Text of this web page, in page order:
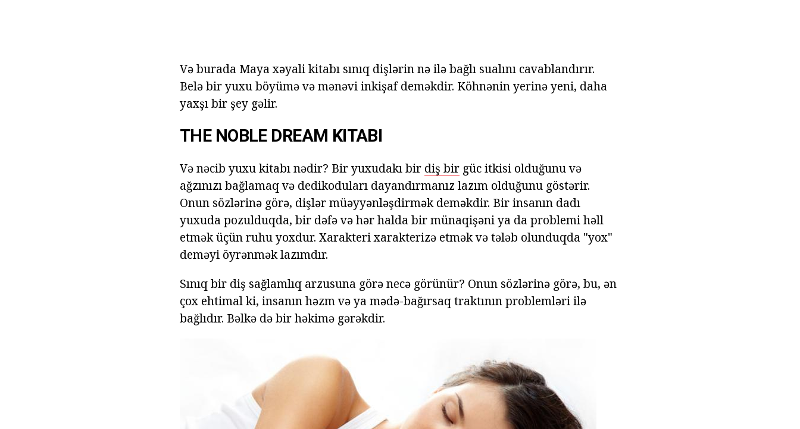
Və burada Maya xəyali kitabı sınıq dişlərin nə ilə bağlı sualını cavablandırır.
Belə bir yuxu böyümə və mənəvi inkişaf deməkdir. Köhnənin yerinə yeni, daha
yaxşı bir şey gəlir.
THE NOBLE DREAM KITABI
Və nəcib yuxu kitabı nədir? Bir yuxudakı bir diş bir güc itkisi olduğunu və
ağzınızı bağlamaq və dedikoduları dayandırmanız lazım olduğunu göstərir.
Onun sözlərinə görə, dişlər müəyyənləşdirmək deməkdir. Bir insanın dadı
yuxuda pozulduqda, bir dəfə və hər halda bir münaqişəni ya da problemi həll
etmək üçün ruhu yoxdur. Xarakteri xarakterizə etmək və tələb olunduqda "yox"
deməyi öyrənmək lazımdır.
Sınıq bir diş sağlamlıq arzusuna görə necə görünür? Onun sözlərinə görə, bu, ən
çox ehtimal ki, insanın həzm və ya mədə-bağırsaq traktının problemləri ilə
bağlıdır. Bəlkə də bir həkimə gərəkdir.